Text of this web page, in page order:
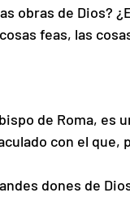
obras de Dios?
feas, las
de Roma, es
con el
dones de